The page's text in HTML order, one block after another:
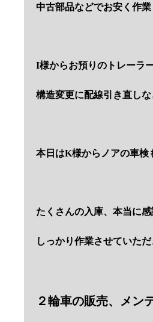
中古部品などでお安く作
I様からお預りのトレーラ
構造変更に配線引き直し
本日はK様からノアの車検
たくさんの入庫、本当に感
しっかり作業させていただ
２輪車の販売、メン